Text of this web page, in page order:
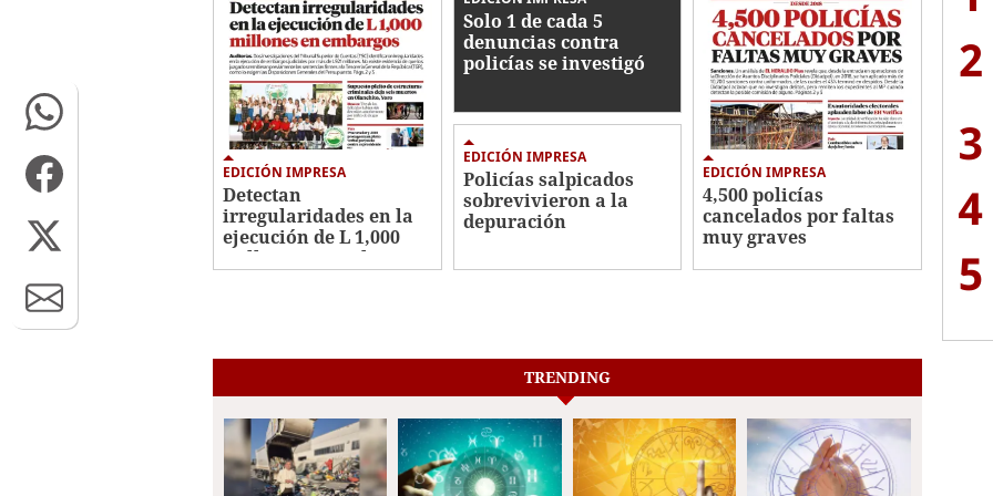
EDICIÓN IMPRESA
Detectan
irregularidades en la
ejecución de L 1,000
millones en embargos
Solo 1 de cada 5
denuncias contra
policías se investigó
EDICIÓN IMPRESA
Policías salpicados
sobrevivieron a la
depuración
EDICIÓN IMPRESA
4,500 policías
cancelados por faltas
muy graves
2
3
4
5
TRENDING